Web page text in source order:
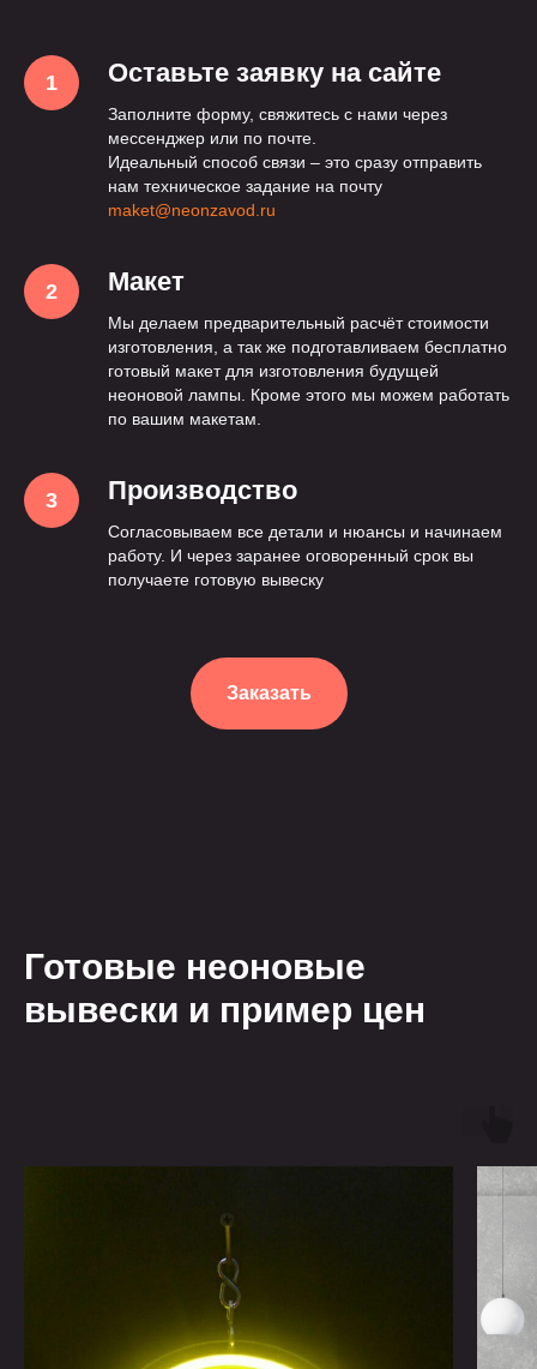
Оставьте заявку на сайте
Заполните форму, свяжитесь с нами через
мессенджер или по почте.
Идеальный способ связи – это сразу отправить
нам техническое задание на почту
maket@neonzavod.ru
Макет
Мы делаем предварительный расчёт стоимости
изготовления, а так же подготавливаем бесплатно
готовый макет для изготовления будущей
неоновой лампы. Кроме этого мы можем работать
по вашим макетам.
Производство
Согласовываем все детали и нюансы и начинаем
работу. И через заранее оговоренный срок вы
получаете готовую вывеску
Заказать
Готовые неоновые
вывески и пример цен